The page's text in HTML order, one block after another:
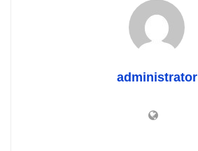
administrator